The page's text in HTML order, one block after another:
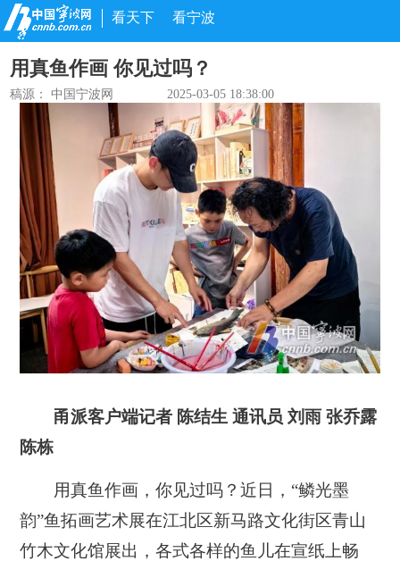
看天下 看宁波
用真鱼作画 你见过吗？
稿源： 中国宁波网 2025-03-05 18:38:00
甬派客户端记者 陈结生 通讯员 刘雨 张乔露
陈栋
用真鱼作画，你见过吗？近日，“鳞光墨
韵”鱼拓画艺术展在江北区新马路文化街区青山
竹木文化馆展出，各式各样的鱼儿在宣纸上畅